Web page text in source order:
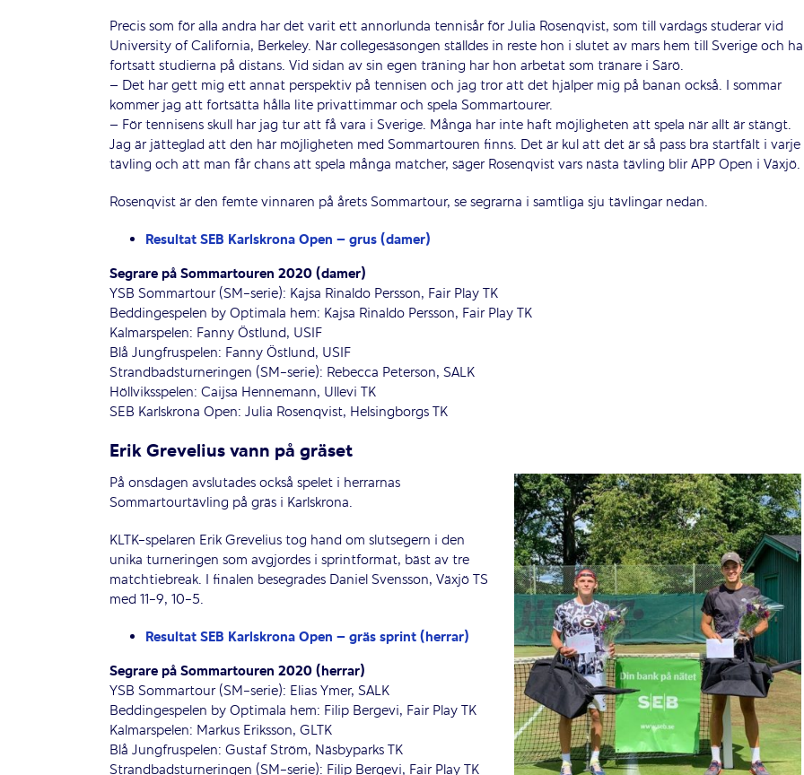
Precis som för alla andra har det varit ett annorlunda tennisår för Julia Rosenqvist, som till vardags studerar vid
University of California, Berkeley. När collegesäsongen ställdes in reste hon i slutet av mars hem till Sverige och
fortsatt studierna på distans. Vid sidan av sin egen träning har hon arbetat som tränare i Särö.
– Det har gett mig ett annat perspektiv på tennisen och jag tror att det hjälper mig på banan också. I sommar
kommer jag att fortsätta hålla lite privattimmar och spela Sommartourer.
– För tennisens skull har jag tur att få vara i Sverige. Många har inte haft möjligheten att spela när allt är stängt.
Jag är jätteglad att den här möjligheten med Sommartouren finns. Det är kul att det är så pass bra startfält i varje
tävling och att man får chans att spela många matcher, säger Rosenqvist vars nästa tävling blir APP Open i Växjö.
Rosenqvist är den femte vinnaren på årets Sommartour, se segrarna i samtliga sju tävlingar nedan.
Resultat SEB Karlskrona Open – grus (damer)
Segrare på Sommartouren 2020 (damer)
YSB Sommartour (SM-serie): Kajsa Rinaldo Persson, Fair Play TK
Beddingespelen by Optimala hem: Kajsa Rinaldo Persson, Fair Play TK
Kalmarspelen: Fanny Östlund, USIF
Blå Jungfruspelen: Fanny Östlund, USIF
Strandbadsturneringen (SM-serie): Rebecca Peterson, SALK
Höllviksspelen: Caijsa Hennemann, Ullevi TK
SEB Karlskrona Open: Julia Rosenqvist, Helsingborgs TK
Erik Grevelius vann på gräset
På onsdagen avslutades också spelet i herrarnas
Sommartourtävling på gräs i Karlskrona.
KLTK-spelaren Erik Grevelius tog hand om slutsegern i den
unika turneringen som avgjordes i sprintformat, bäst av tre
matchtiebreak. I finalen besegrades Daniel Svensson, Växjö TS
med 11-9, 10-5.
Resultat SEB Karlskrona Open – gräs sprint (herrar)
Segrare på Sommartouren 2020 (herrar)
YSB Sommartour (SM-serie): Elias Ymer, SALK
Beddingespelen by Optimala hem: Filip Bergevi, Fair Play TK
Kalmarspelen: Markus Eriksson, GLTK
Blå Jungfruspelen: Gustaf Ström, Näsbyparks TK
Strandbadsturneringen (SM-serie): Filip Bergevi, Fair Play TK